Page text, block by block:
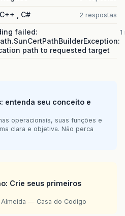
, C# 2 respostas
failed:
path to requested target
entenda seu conceito e
operacionais, suas funções e
clara e objetiva. Não perca
Crie seus primeiros
— Casa do Codigo